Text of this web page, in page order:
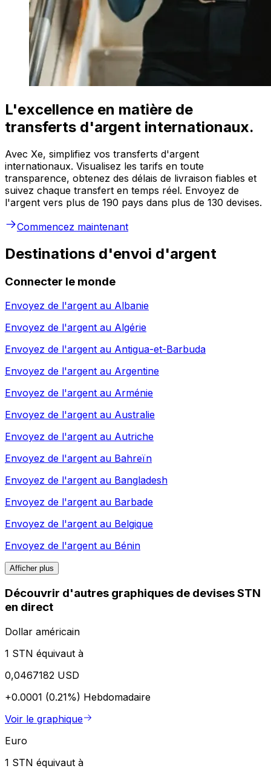
L'excellence en matière de
transferts d'argent internationaux.
Avec Xe, simplifiez vos transferts d'argent
internationaux. Visualisez les tarifs en toute
transparence, obtenez des délais de livraison fiables et
suivez chaque transfert en temps réel. Envoyez de
l'argent vers plus de 190 pays dans plus de 130 devises.
Commencez maintenant
Destinations d'envoi d'argent
Connecter le monde
Envoyez de l'argent au Albanie
Envoyez de l'argent au Algérie
Envoyez de l'argent au Antigua-et-Barbuda
Envoyez de l'argent au Argentine
Envoyez de l'argent au Arménie
Envoyez de l'argent au Australie
Envoyez de l'argent au Autriche
Envoyez de l'argent au Bahreïn
Envoyez de l'argent au Bangladesh
Envoyez de l'argent au Barbade
Envoyez de l'argent au Belgique
Envoyez de l'argent au Bénin
Afficher plus
Découvrir d'autres graphiques de devises STN
en direct
Dollar américain
1 STN équivaut à
0,0467182 USD
+0.0001 (0.21%) Hebdomadaire
Voir le graphique
Euro
1 STN équivaut à